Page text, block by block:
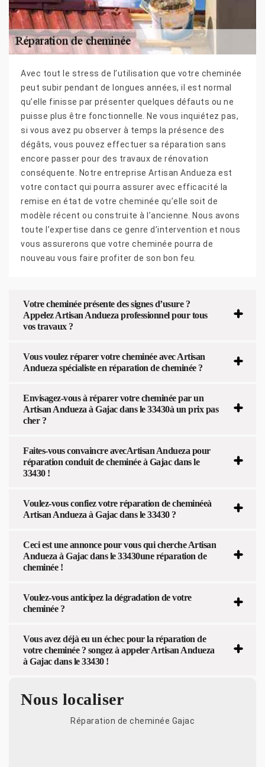
Avec tout le stress de l’utilisation que votre cheminée
peut subir pendant de longues années, il est normal
qu’elle finisse par présenter quelques défauts ou ne
puisse plus être fonctionnelle. Ne vous inquiétez pas,
si vous avez pu observer à temps la présence des
dégâts, vous pouvez effectuer sa réparation sans
encore passer pour des travaux de rénovation
conséquente. Notre entreprise Artisan Andueza est
votre contact qui pourra assurer avec efficacité la
remise en état de votre cheminée qu’elle soit de
modèle récent ou construite à l’ancienne. Nous avons
toute l’expertise dans ce genre d’intervention et nous
vous assurerons que votre cheminée pourra de
nouveau vous faire profiter de son bon feu.
Votre cheminée présente des signes d’usure ?
Appelez Artisan Andueza professionnel pour tous
vos travaux ?
Vous voulez réparer votre cheminée avec Artisan
Andueza spécialiste en réparation de cheminée ?
Envisagez-vous à réparer votre cheminée par un
Artisan Andueza à Gajac dans le 33430à un prix pas
cher ?
Faites-vous convaincre avecArtisan Andueza pour
réparation conduit de cheminée à Gajac dans le
33430 !
Voulez-vous confiez votre réparation de cheminéeà
Artisan Andueza à Gajac dans le 33430 ?
Ceci est une annonce pour vous qui cherche Artisan
Andueza à Gajac dans le 33430une réparation de
cheminée !
Voulez-vous anticipez la dégradation de votre
cheminée ?
Vous avez déjà eu un échec pour la réparation de
votre cheminée ? songez à appeler Artisan Andueza
à Gajac dans le 33430 !
Nous localiser
Réparation de cheminée Gajac